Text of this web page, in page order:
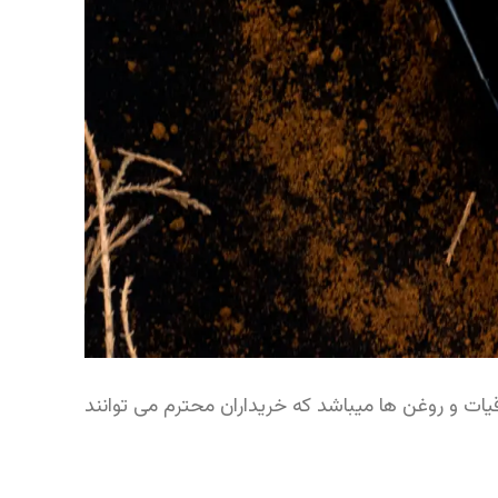
و روغن ها میباشد که خریداران محترم می توانند